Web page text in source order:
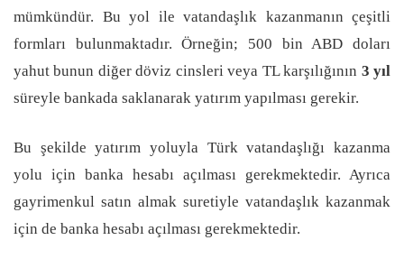
mümkündür. Bu yol ile vatandaşlık kazanmanın çeşitli
formları bulunmaktadır. Örneğin; 500 bin ABD doları
yahut bunun diğer döviz cinsleri veya TL karşılığının 3 yıl
süreyle bankada saklanarak yatırım yapılması gerekir.
Bu şekilde yatırım yoluyla Türk vatandaşlığı kazanma
yolu için banka hesabı açılması gerekmektedir. Ayrıca
gayrimenkul satın almak suretiyle vatandaşlık kazanmak
için de banka hesabı açılması gerekmektedir.